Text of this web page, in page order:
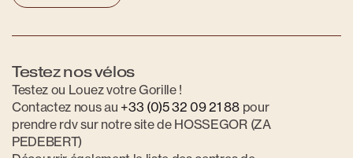
Testez nos vélos
Testez ou Louez votre Gorille !
Contactez nous au +33 (0)5 32 09 21 88pour
prendre rdv sur notre site de HOSSEGOR (ZA
PEDEBERT)